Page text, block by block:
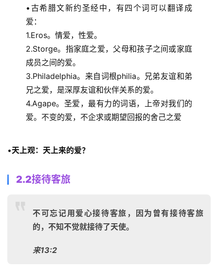
•古希腊文新约圣经中，有四个词可以翻译成
爱：
1.Eros。情爱，性爱。
2.Storge。指家庭之爱，父母和孩子之间或家庭
成员之间的爱。
3.Philadelphia。来自词根philia。兄弟友谊和弟
兄之爱，是深厚友谊和伙伴关系的爱。
4.Agape。圣爱，最有力的词语，上帝对我们的
爱。不变的爱，不企求或期望回报的舍己之爱
•天上观：天上来的爱？
2.2接待客旅
不可忘记用爱心接待客旅，因为曾有接待客旅
的，不知不觉就接待了天使。
来13:2